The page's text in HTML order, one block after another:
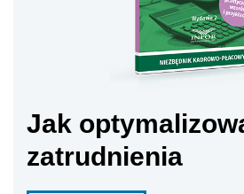
Jak
zatrudnienia